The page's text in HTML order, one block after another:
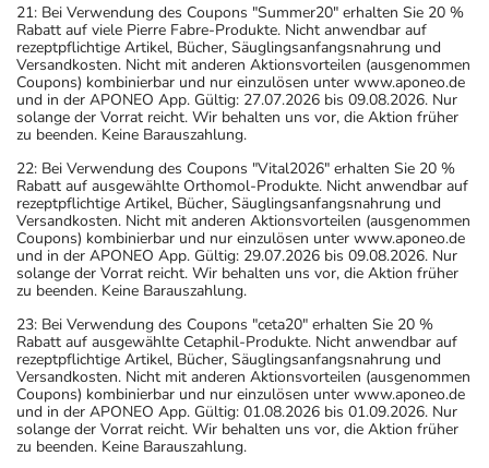
21: Bei Verwendung des Coupons "Summer20" erhalten Sie 20 %
Rabatt auf viele Pierre Fabre-Produkte. Nicht anwendbar auf
rezeptpflichtige Artikel, Bücher, Säuglingsanfangsnahrung und
Versandkosten. Nicht mit anderen Aktionsvorteilen (ausgenommen
Coupons) kombinierbar und nur einzulösen unter www.aponeo.de
und in der APONEO App. Gültig: 27.07.2026 bis 09.08.2026. Nur
solange der Vorrat reicht. Wir behalten uns vor, die Aktion früher
zu beenden. Keine Barauszahlung.
22: Bei Verwendung des Coupons "Vital2026" erhalten Sie 20 %
Rabatt auf ausgewählte Orthomol-Produkte. Nicht anwendbar auf
rezeptpflichtige Artikel, Bücher, Säuglingsanfangsnahrung und
Versandkosten. Nicht mit anderen Aktionsvorteilen (ausgenommen
Coupons) kombinierbar und nur einzulösen unter www.aponeo.de
und in der APONEO App. Gültig: 29.07.2026 bis 09.08.2026. Nur
solange der Vorrat reicht. Wir behalten uns vor, die Aktion früher
zu beenden. Keine Barauszahlung.
23: Bei Verwendung des Coupons "ceta20" erhalten Sie 20 %
Rabatt auf ausgewählte Cetaphil-Produkte. Nicht anwendbar auf
rezeptpflichtige Artikel, Bücher, Säuglingsanfangsnahrung und
Versandkosten. Nicht mit anderen Aktionsvorteilen (ausgenommen
Coupons) kombinierbar und nur einzulösen unter www.aponeo.de
und in der APONEO App. Gültig: 01.08.2026 bis 01.09.2026. Nur
solange der Vorrat reicht. Wir behalten uns vor, die Aktion früher
zu beenden. Keine Barauszahlung.